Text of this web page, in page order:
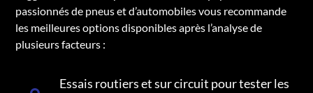
passionnés de pneus et d’automobiles vous recommande
les meilleures options disponibles après l’analyse de
plusieurs facteurs :
Essais routiers et sur circuit pour tester les